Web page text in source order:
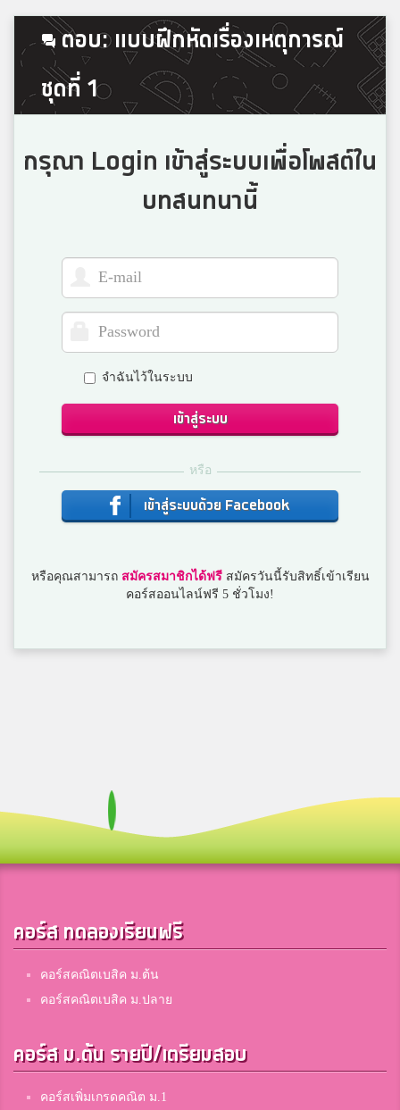
N'Nutkung
พิริยาลัย จ.แพร่ 4
:Bam:
Deer
Merrr
ท่าตูมประชาเสริมวิทย์
Nalinee Chuenta
สตรีวิทยา2
เจนนี่
ภูเก็ตวิทยาลัย
สิปปกร กุลตัน
มหาวชิราวุธ 3
Ramprawet Siritorn
ระยองวิทยาคม 2
ครีม
1
บัวขาว
ตอบ: แบบฝึกหัดเรื่องเหตุการณ์
ชุดที่ 1
กรุณา Login เข้าสู่ระบบเพื่อโพสต์ใน
บทสนทนานี้
จำฉันไว้ในระบบ
เข้าสู่ระบบ
หรือ
เข้าสู่ระบบด้วย Facebook
หรือคุณสามารถ สมัครสมาชิกได้ฟรีสมัครวันนี้รับสิทธิ์เข้าเรียน
คอร์สออนไลน์ฟรี 5 ชั่วโมง!
คอร์ส ทดลองเรียนฟรี
คอร์สคณิตเบสิค ม.ต้น
คอร์สคณิตเบสิค ม.ปลาย
คอร์ส ม.ต้น รายปี/เตรียมสอบ
คอร์สเพิ่มเกรดคณิต ม.1